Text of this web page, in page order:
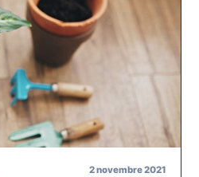
2 novembre 2021